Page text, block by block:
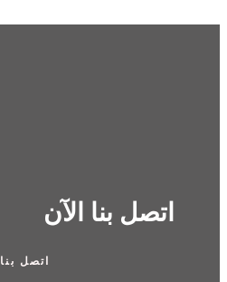
اتصل بنا الآن
اتصل بنا